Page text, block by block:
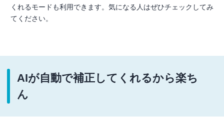
くれるモードも利用できます。気になる人はぜひチェックしてみ
てください。
AIが自動で補正してくれるから楽ち
ん